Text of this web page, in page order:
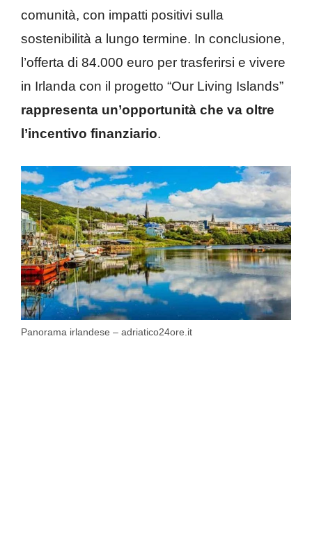
comunità, con impatti positivi sulla
sostenibilità a lungo termine. In conclusione,
l’offerta di 84.000 euro per trasferirsi e vivere
in Irlanda con il progetto “Our Living Islands”
rappresenta un’opportunità che va oltre
l’incentivo finanziario.
Panorama irlandese – adriatico24ore.it